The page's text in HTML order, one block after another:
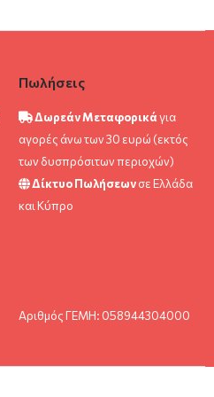
Πωλήσεις
Δωρεάν Μεταφορικάγια
αγορές άνω των 30 ευρώ (εκτός
των δυσπρόσιτων περιοχών)
Δίκτυο Πωλήσεωνσε Ελλάδα
και Κύπρο
Αριθμός ΓΕΜΗ: 058944304000